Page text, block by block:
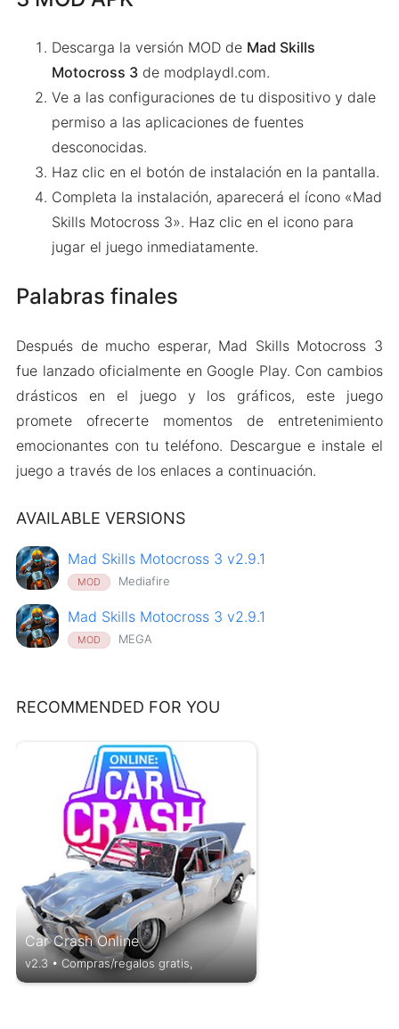
Descarga la versión MOD de Mad Skills
Motocross 3de modplaydl.com.
Ve a las configuraciones de tu dispositivo y dale
permiso a las aplicaciones de fuentes
desconocidas.
Haz clic en el botón de instalación en la pantalla.
Completa la instalación, aparecerá el ícono «Mad
Skills Motocross 3». Haz clic en el icono para
jugar el juego inmediatamente.
Palabras finales
Después de mucho esperar, Mad Skills Motocross 3
fue lanzado oficialmente en Google Play. Con cambios
drásticos en el juego y los gráficos, este juego
promete ofrecerte momentos de entretenimiento
emocionantes con tu teléfono. Descargue e instale el
juego a través de los enlaces a continuación.
AVAILABLE VERSIONS
Mad Skills Motocross 3 v2.9.1
MOD Mediafire
Mad Skills Motocross 3 v2.9.1
MOD MEGA
RECOMMENDED FOR YOU
Car Crash Online
v2.3 • Compras/regalos gratis,